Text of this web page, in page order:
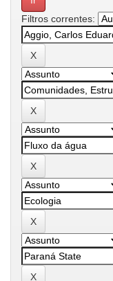
Filtros correntes: